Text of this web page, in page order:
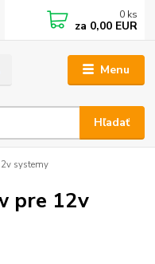
Menu
Hľadať
0 ks
za 0,00 EUR
systemy
pre 12v